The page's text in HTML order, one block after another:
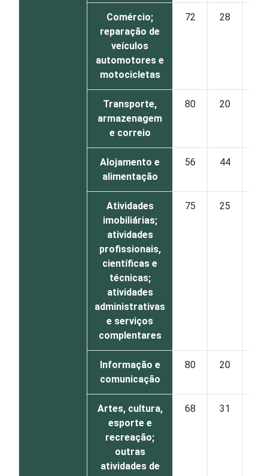
Comércio;
reparação de
veículos
automotores e
motocicletas
72 28
Transporte,
armazenagem
e correio
80 20
Alojamento e
alimentação
56 44
Atividades
imobiliárias;
atividades
profissionais,
científicas e
técnicas;
atividades
administrativas
e serviços
complentares
75 25
Informação e
comunicação
80 20
Artes, cultura,
esporte e
recreação;
outras
atividades de
68 31